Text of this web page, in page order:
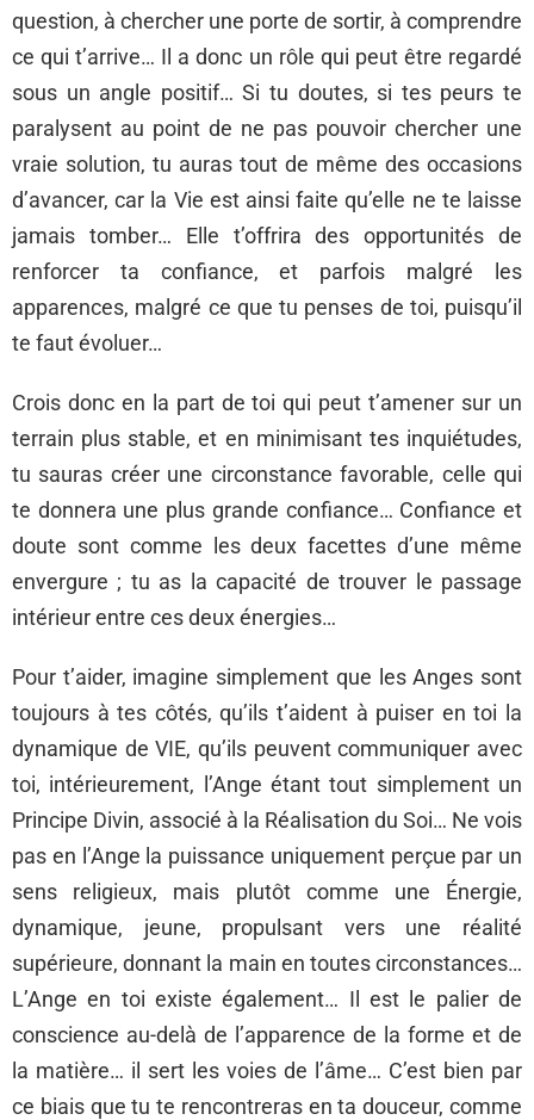
question, à chercher une porte de sortir, à comprendre
ce qui t’arrive… Il a donc un rôle qui peut être regardé
sous un angle positif… Si tu doutes, si tes peurs te
paralysent au point de ne pas pouvoir chercher une
vraie solution, tu auras tout de même des occasions
d’avancer, car la Vie est ainsi faite qu’elle ne te laisse
jamais tomber… Elle t’offrira des opportunités de
renforcer ta confiance, et parfois malgré les
apparences, malgré ce que tu penses de toi, puisqu’il
te faut évoluer…
Crois donc en la part de toi qui peut t’amener sur un
terrain plus stable, et en minimisant tes inquiétudes,
tu sauras créer une circonstance favorable, celle qui
te donnera une plus grande confiance… Confiance et
doute sont comme les deux facettes d’une même
envergure ; tu as la capacité de trouver le passage
intérieur entre ces deux énergies…
Pour t’aider, imagine simplement que les Anges sont
toujours à tes côtés, qu’ils t’aident à puiser en toi la
dynamique de VIE, qu’ils peuvent communiquer avec
toi, intérieurement, l’Ange étant tout simplement un
Principe Divin, associé à la Réalisation du Soi… Ne vois
pas en l’Ange la puissance uniquement perçue par un
sens religieux, mais plutôt comme une Énergie,
dynamique, jeune, propulsant vers une réalité
supérieure, donnant la main en toutes circonstances…
L’Ange en toi existe également… Il est le palier de
conscience au-delà de l’apparence de la forme et de
la matière… il sert les voies de l’âme… C’est bien par
ce biais que tu te rencontreras en ta douceur, comme